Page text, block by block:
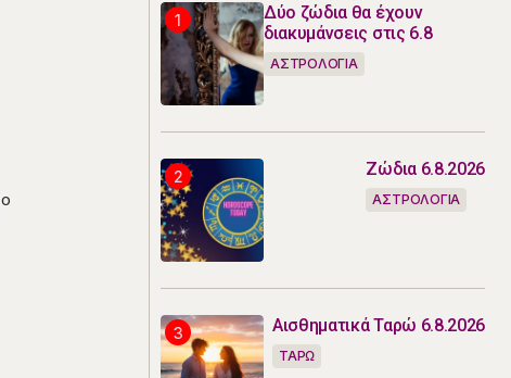
ο
Δύο ζώδια θα έχουν
διακυμάνσεις στις 6.8
ΑΣΤΡΟΛΟΓΙΑ
Ζώδια 6.8.2026
ΑΣΤΡΟΛΟΓΙΑ
Αισθηματικά Ταρώ 6.8.2026
ΤΑΡΩ